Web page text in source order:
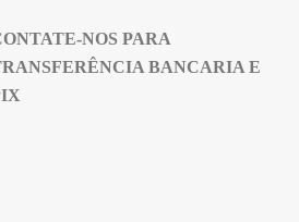
NOS PARA
BANCARIA E